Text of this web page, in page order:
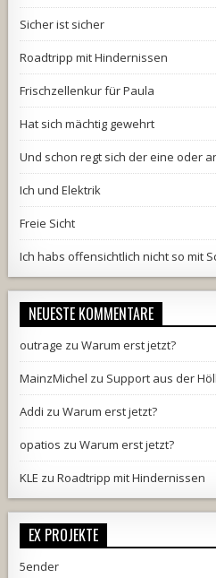
Sicher ist sicher
Roadtripp mit Hindernissen
Frischzellenkur für Paula
Hat sich mächtig gewehrt
Und schon regt sich der eine oder
Ich und Elektrik
Freie Sicht
Ich habs offensichtlich nicht so mit
NEUESTE KOMMENTARE
outrage zuWarum erst jetzt?
MainzMichel zu Support aus der
Addi zuWarum erst jetzt?
opatios zuWarum erst jetzt?
KLE zuRoadtripp mit Hindernissen
EX PROJEKTE
5ender